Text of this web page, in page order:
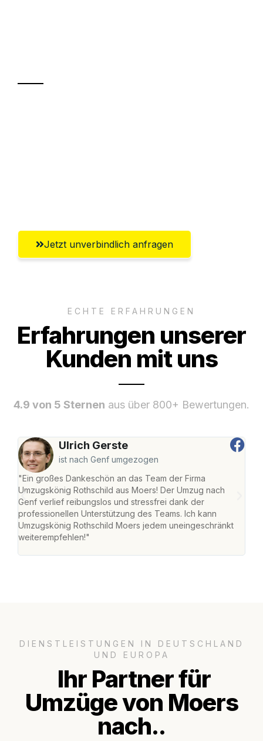
Jetzt unverbindlich anfragen
ECHTE ERFAHRUNGEN
Erfahrungen unserer
Kunden mit uns
4.9 von 5 Sternen aus über 800+ Bewertungen.
Ulrich Gerste
ist nach Genf umgezogen
"Ein großes Dankeschön an das Team der Firma
Umzugskönig Rothschild aus Moers! Der Umzug nach
Genf verlief reibungslos und stressfrei dank der
professionellen Unterstützung des Teams. Ich kann
Umzugskönig Rothschild Moers jedem uneingeschränkt
weiterempfehlen!"
DIENSTLEISTUNGEN IN DEUTSCHLAND
UND EUROPA
Ihr Partner für
Umzüge von Moers
nach..